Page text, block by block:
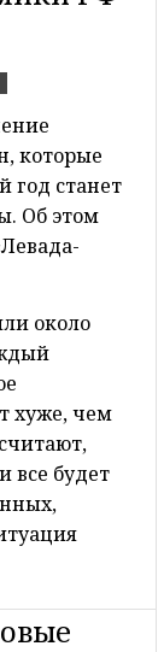
которые
станет
Об этом
около
хуже, чем
все будет